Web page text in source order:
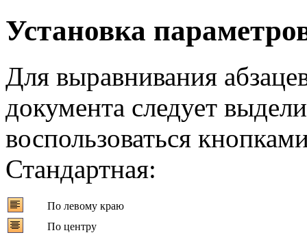
Установка
Для выравнивания
документа следует
воспользоваться
Стандартная:
По левому краю
По центру